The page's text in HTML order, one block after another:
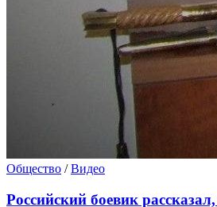
Общество /Видео
Российский боевик